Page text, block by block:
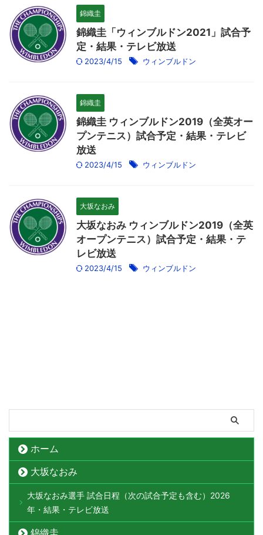
錦織圭
錦織圭「ウィンブルドン2021」試合予
定・結果・テレビ放送
2023/4/15 ウィンブルドン
錦織圭
錦織圭 ウィンブルドン2019（全英オー
プンテニス）試合予定・結果・テレビ
放送
2023/4/15 ウィンブルドン
大坂なおみ
大坂なおみ ウィンブルドン2019（全英
オープンテニス）試合予定・結果・テ
レビ放送
2023/4/15 ウィンブルドン
ホーム
大坂なおみ
大坂なおみ選手 試合日程（次の試合予定も含む）2026
年・結果・テレビ放送
錦織圭